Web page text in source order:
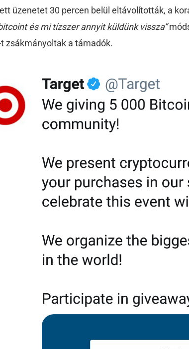
üzenetet 30 percen belül eltávolították, a
és mi tízszer annyit küldünk vissza”
zsákmányoltak a támadók.